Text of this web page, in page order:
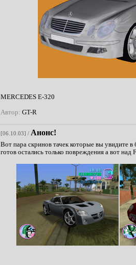
MERCEDES E-320
Автор: GT-R
[06.10.03] / Анонс!
Вот пара скринов тачек которые вы увидите
готов остались только повреждения а вот над